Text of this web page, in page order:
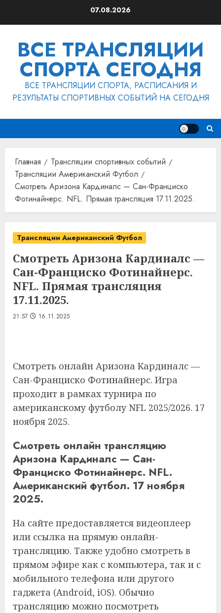
07.08.2026
ВСЕ ТРАНСЛЯЦИИ
СПОРТА СЕГОДНЯ
ВСЕ ТРАНСЛЯЦИИ СПОРТА, РАСПИСАНИЯ И
РЕЗУЛЬТАТЫ СПОРТИВНЫХ СОБЫТИЙ НА СЕГОДНЯ
Главная
Трансляции спортивных событий
Трансляции Американский Футбол
Смотреть Аризона Кардиналс — Сан-Франциско
Фотинайнерс. NFL. Прямая трансляция 17.11.2025.
Трансляции Американский Футбол
Смотреть Аризона Кардиналс —
Сан-Франциско Фотинайнерс.
NFL. Прямая трансляция
17.11.2025.
21:57 16.11.2025
Смотреть онлайн Аризона Кардиналс —
Сан-Франциско Фотинайнерс. Игра
проходит в рамках турнира по
американскому футболу NFL 2025/2026. 17
ноября 2025.
Смотреть онлайн трансляцию
Аризона Кардиналс — Сан-
Франциско Фотинайнерс. NFL.
Американский футбол. 17 ноября
2025.
На сайте предоставляется видеоплеер
или ссылка на прямую онлайн-
трансляцию. Также удобно смотреть в
прямом эфире как с компьютера, так и с
мобильного телефона или другого
гаджета (Android, iOS). Обычно
трансляцию можно посмотреть